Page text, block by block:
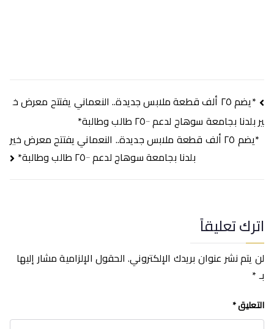
تصفّح
المقالات
*يضم ٢٥ ألف قطعة ملابس جديدة.. النعماني يفتتح معرض خ
ير بلدنا بجامعة سوهاج لدعم ٢٥٠٠ طالب وطالبة*
*يضم ٢٥ ألف قطعة ملابس جديدة.. النعماني يفتتح معرض خير
بلدنا بجامعة سوهاج لدعم ٢٥٠٠ طالب وطالبة*
اترك تعليقاً
لن يتم نشر عنوان بريدك الإلكتروني. الحقول الإلزامية مشار إليها
بـ*
التعليق*